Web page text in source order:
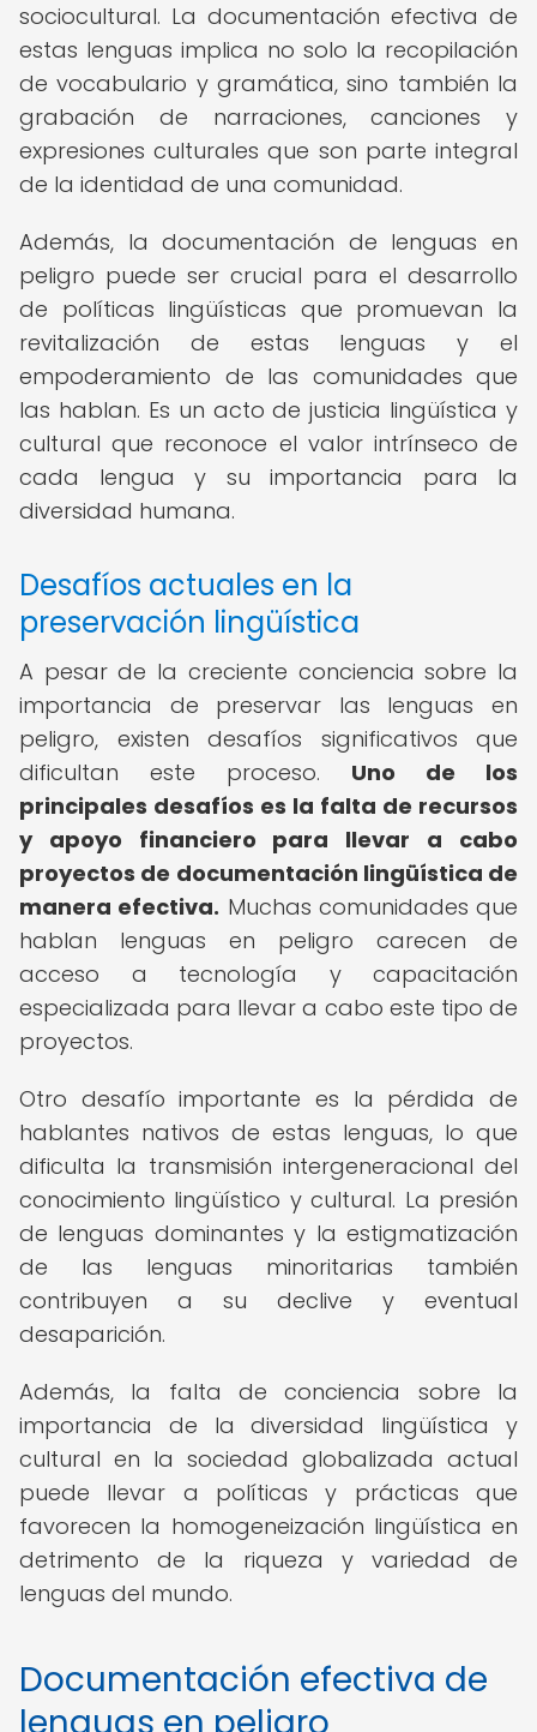
sociocultural. La documentación efectiva de
estas lenguas implica no solo la recopilación
de vocabulario y gramática, sino también la
grabación de narraciones, canciones y
expresiones culturales que son parte integral
de la identidad de una comunidad.
Además, la documentación de lenguas en
peligro puede ser crucial para el desarrollo
de políticas lingüísticas que promuevan la
revitalización de estas lenguas y el
empoderamiento de las comunidades que
las hablan. Es un acto de justicia lingüística y
cultural que reconoce el valor intrínseco de
cada lengua y su importancia para la
diversidad humana.
Desafíos actuales en la
preservación lingüística
A pesar de la creciente conciencia sobre la
importancia de preservar las lenguas en
peligro, existen desafíos significativos que
dificultan este proceso. Uno de los
principales desafíos es la falta de recursos
y apoyo financiero para llevar a cabo
proyectos de documentación lingüística de
manera efectiva. Muchas comunidades que
hablan lenguas en peligro carecen de
acceso a tecnología y capacitación
especializada para llevar a cabo este tipo de
proyectos.
Otro desafío importante es la pérdida de
hablantes nativos de estas lenguas, lo que
dificulta la transmisión intergeneracional del
conocimiento lingüístico y cultural. La presión
de lenguas dominantes y la estigmatización
de las lenguas minoritarias también
contribuyen a su declive y eventual
desaparición.
Además, la falta de conciencia sobre la
importancia de la diversidad lingüística y
cultural en la sociedad globalizada actual
puede llevar a políticas y prácticas que
favorecen la homogeneización lingüística en
detrimento de la riqueza y variedad de
lenguas del mundo.
Documentación efectiva de